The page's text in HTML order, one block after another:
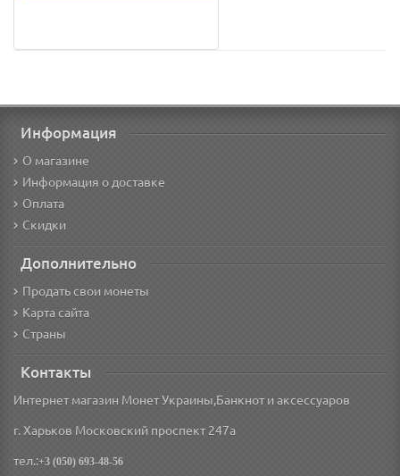
Информация
О магазине
Информация о доставке
Оплата
Скидки
Дополнительно
Продать свои монеты
Карта сайта
Страны
Контакты
Интернет магазин Монет Украины,Банкнот и аксессуаров
г. Харьков Московский проспект 247а
тел.:+3 (050) 693-48-56